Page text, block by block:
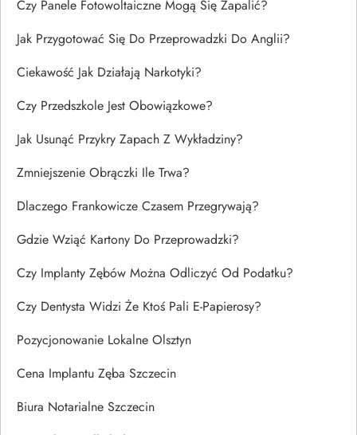
Czy Panele Fotowoltaiczne Mogą Się Zapalić?
Jak Przygotować Się Do Przeprowadzki Do Anglii?
Ciekawość Jak Działają Narkotyki?
Czy Przedszkole Jest Obowiązkowe?
Jak Usunąć Przykry Zapach Z Wykładziny?
Zmniejszenie Obrączki Ile Trwa?
Dlaczego Frankowicze Czasem Przegrywają?
Gdzie Wziąć Kartony Do Przeprowadzki?
Czy Implanty Zębów Można Odliczyć Od Podatku?
Czy Dentysta Widzi Że Ktoś Pali E-Papierosy?
Pozycjonowanie Lokalne Olsztyn
Cena Implantu Zęba Szczecin
Biura Notarialne Szczecin